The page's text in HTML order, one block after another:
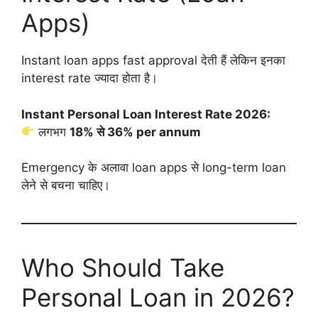
Apps)
Instant loan apps fast approval देती हैं लेकिन इनका
interest rate ज्यादा होता है।
Instant Personal Loan Interest Rate 2026:
लगभग18% से 36% per annum
Emergency के अलावा loan apps से long-term loan
लेने से बचना चाहिए।
Who Should Take
Personal Loan in 2026?